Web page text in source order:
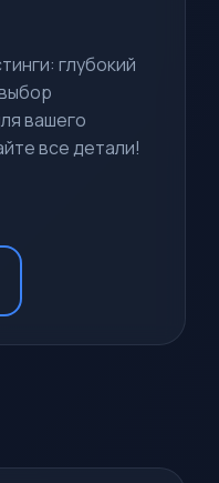
глубокий
вашего
все детали!